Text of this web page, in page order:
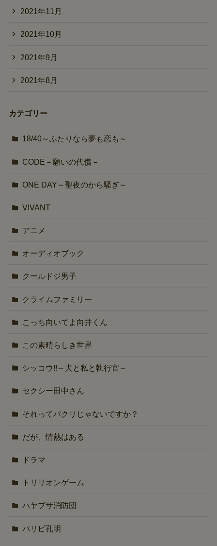
2021年11月
2021年10月
2021年9月
2021年8月
カテゴリー
18/40～ふたりなら夢も恋も～
CODE－願いの代償－
ONE DAY～聖夜のから騒ぎ～
VIVANT
アニメ
オーディオブック
クールドジ男子
クライムファミリー
こっち向いてよ向井くん
この素晴らしき世界
シッコウ!!～犬と私と執行官～
セクシー田中さん
それってパクリじゃないですか？
だが、情熱はある
ドラマ
トリリオンゲーム
ハヤブサ消防団
パリピ孔明